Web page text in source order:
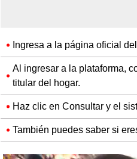
Ingresa a la página oficial
Al ingresar a la plataforma,
titular del hogar.
Haz clic en Consultar y el
También puedes saber si